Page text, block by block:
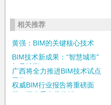
相关推荐
黄强：BIM的关键核心技术
BIM技术新成果：“智慧城市”
初见雏形
广西将全力推进BIM技术试点
工作
权威BIM行业报告将重磅面
世，三大看点带你解...